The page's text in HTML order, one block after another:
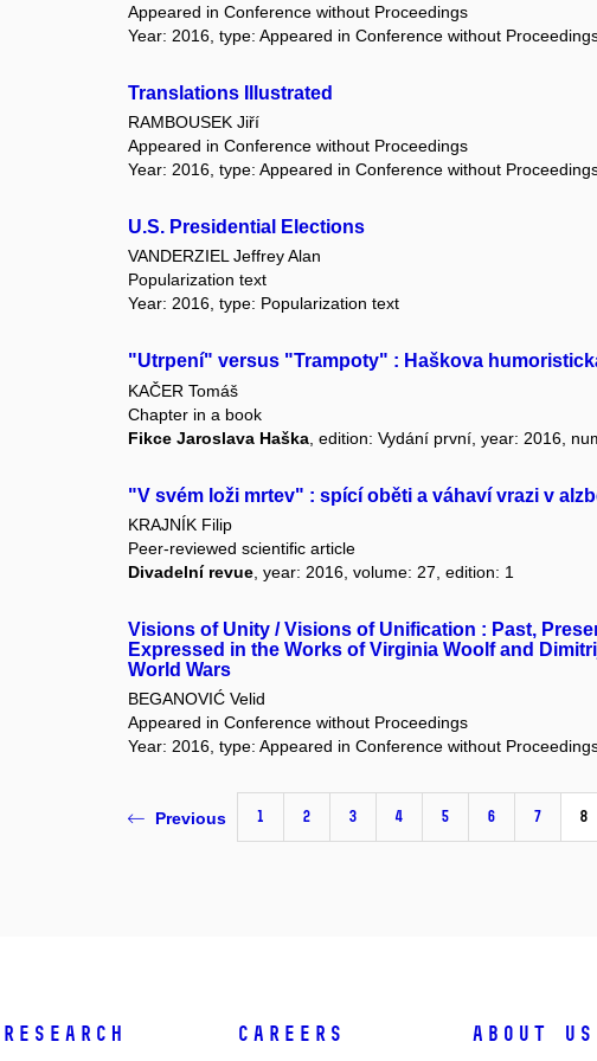
Appeared in Conference without Proceedings
Year: 2016, type: Appeared in Conference without
Translations Illustrated
RAMBOUSEK Jiří
Appeared in Conference without Proceedings
Year: 2016, type: Appeared in Conference without
U.S. Presidential Elections
VANDERZIEL Jeffrey Alan
Popularization text
Year: 2016, type: Popularization text
"Utrpení" versus "Trampoty" : Haškova
KAČER Tomáš
Chapter in a book
Fikce Jaroslava Haška , edition: Vydání první, year: 2016,
"V svém loži mrtev" : spící oběti a váhaví vrazi v
KRAJNÍK Filip
Peer-reviewed scientific article
Divadelní revue , year: 2016, volume: 27, edition: 1
Visions of Unity / Visions of Unification : Past,
Expressed in the Works of Virginia Woolf and
World Wars
BEGANOVIĆ Velid
Appeared in Conference without Proceedings
Year: 2016, type: Appeared in Conference without
Previous 1 2 3 4 5 6 7 8
Research Careers About us